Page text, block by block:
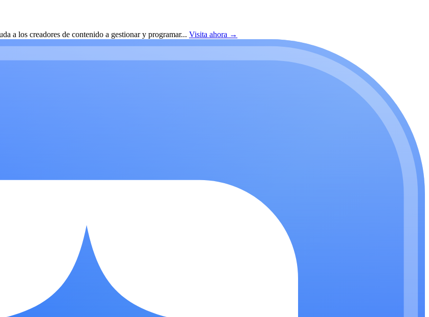
a los creadores de contenido a gestionar y programar... Visita ahora →